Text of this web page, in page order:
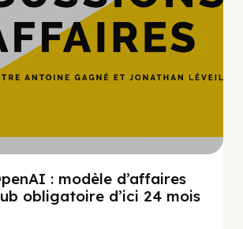
: modèle d’affaires
obligatoire d’ici 24 mois